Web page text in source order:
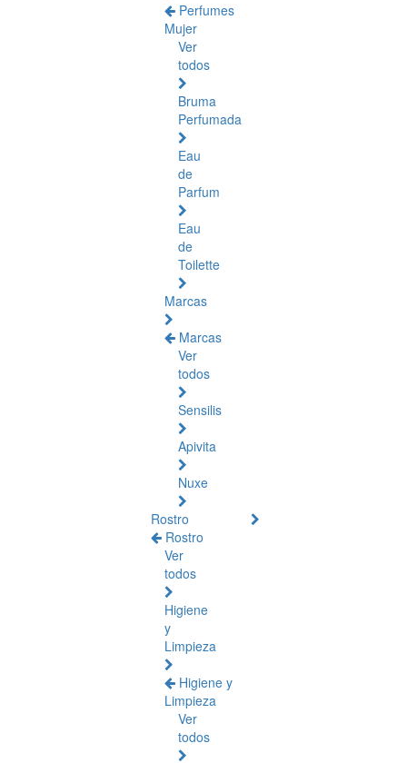
Perfumes
Mujer
Ver
todos
Bruma
Perfumada
Eau
de
Parfum
Eau
de
Toilette
Marcas
Marcas
Ver
todos
Sensilis
Apivita
Nuxe
Rostro
Rostro
Ver
todos
Higiene
y
Limpieza
Higiene y
Limpieza
Ver
todos